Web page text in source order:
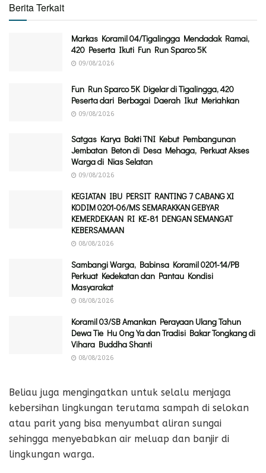
Berita Terkait
Markas Koramil 04/Tigalingga Mendadak Ramai,
420 Peserta Ikuti Fun Run Sparco 5K
09/08/2026
Fun Run Sparco 5K Digelar di Tigalingga, 420
Peserta dari Berbagai Daerah Ikut Meriahkan
09/08/2026
Satgas Karya Bakti TNI Kebut Pembangunan
Jembatan Beton di Desa Mehaga, Perkuat Akses
Warga di Nias Selatan
09/08/2026
KEGIATAN IBU PERSIT RANTING 7 CABANG XI
KODIM 0201-06/MS SEMARAKKAN GEBYAR
KEMERDEKAAN RI KE-81 DENGAN SEMANGAT
KEBERSAMAAN
08/08/2026
Sambangi Warga, Babinsa Koramil 0201-14/PB
Perkuat Kedekatan dan Pantau Kondisi
Masyarakat
08/08/2026
Koramil 03/SB Amankan Perayaan Ulang Tahun
Dewa Tie Hu Ong Ya dan Tradisi Bakar Tongkang di
Vihara Buddha Shanti
08/08/2026
Beliau juga mengingatkan untuk selalu menjaga
kebersihan lingkungan terutama sampah di selokan
atau parit yang bisa menyumbat aliran sungai
sehingga menyebabkan air meluap dan banjir di
lingkungan warga.